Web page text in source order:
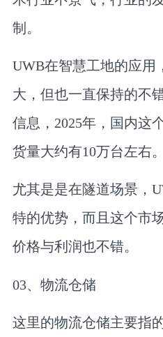
制。
UWB在智慧工地的应用
大，但也一直保持的不
信息，2025年，国内这
货量大约有10万台左右。
尤其是是在隧道场景，
特的优势，而且这个市
价格与利润也不错。
03、 物流仓储
这里的物流仓储主要指